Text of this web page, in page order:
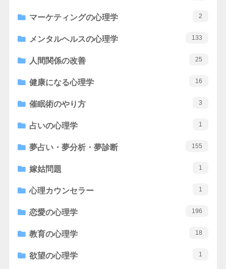
マーケティングの心理学 2
メンタルヘルスの心理学 133
人間関係の改善 25
健康になる心理学 16
催眠術のやり方 3
占いの心理学 1
夢占い・夢分析・夢診断 155
嫁姑問題 1
心理カウンセラー 1
恋愛の心理学 196
教育の心理学 18
欲望の心理学 1